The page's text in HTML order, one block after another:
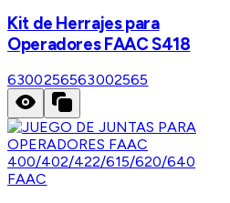
Kit de Herrajes para
Operadores FAAC S418
6300256563002565
FAAC